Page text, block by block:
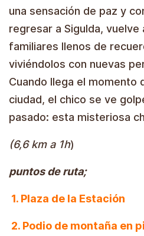
una sensación de paz y
regresar a Sigulda, vuelve
familiares llenos de
viviéndolos con nuevas
Cuando llega el momento
ciudad, el chico se ve
pasado: esta misteriosa
(6,6 km a 1h)
puntos de ruta;
1. Plaza de la Estación
2. Podio de montaña en